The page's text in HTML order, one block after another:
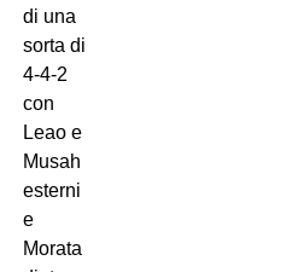
di una
sorta di
4-4-2
con
Leao e
Musah
esterni
e
Morata